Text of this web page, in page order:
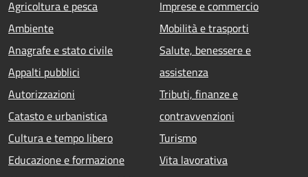
Agricoltura e pesca
Ambiente
Anagrafe e stato civile
Appalti pubblici
Autorizzazioni
Catasto e urbanistica
Cultura e tempo libero
Educazione e formazione
Imprese e commercio
Mobilità e trasporti
Salute, benessere e
assistenza
Tributi, finanze e
contravvenzioni
Turismo
Vita lavorativa